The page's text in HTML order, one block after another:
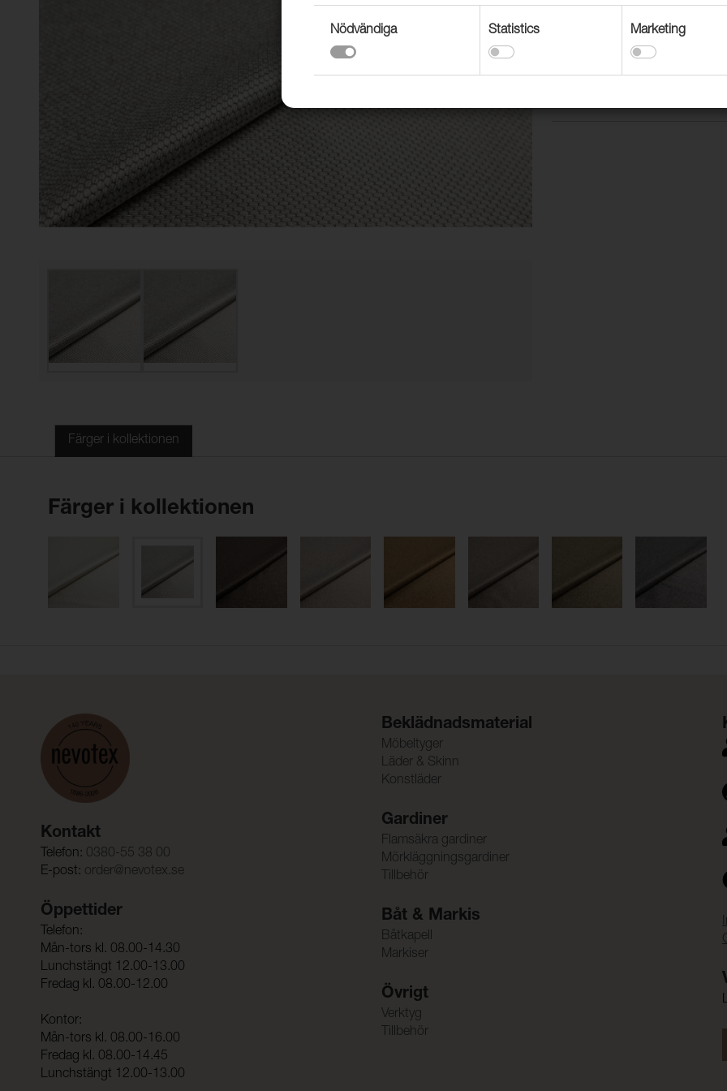
Priset gäller bara innestående
ÖKO-TEX® certifierat.
Färger i kollektionen
Färger i kollektionen
Kontakt
Telefon: 0380-55 38 00
E-post: order@nevotex.se
Öppettider
Telefon:
Mån-tors kl. 08.00-14.30
Lunchstängt 12.00-13.00
Fredag kl. 08.00-12.00
Kontor:
Mån-tors kl. 08.00-16.00
Fredag kl. 08.00-14.45
Lunchstängt 12.00-13.00
Beklädnadsmaterial
Möbeltyger
Läder & Skinn
Konstläder
Gardiner
Flamsäkra gardiner
Mörkläggningsgardiner
Tillbehör
Båt & Markis
Båtkapell
Markiser
Övrigt
Verktyg
Tillbehör
Nödvändiga Statistics Marketing